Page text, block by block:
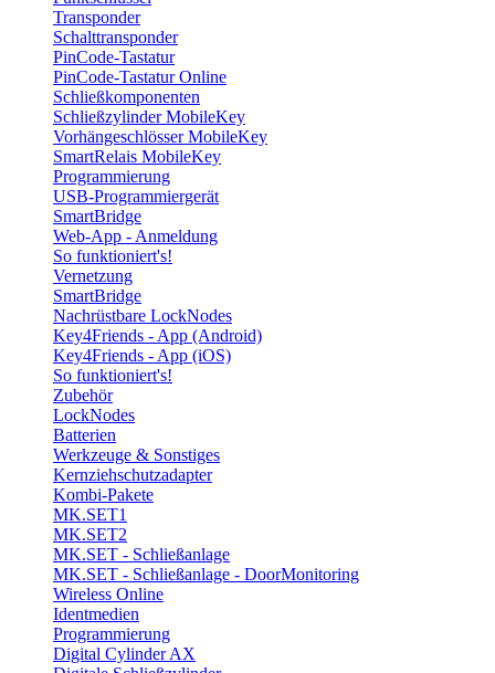
Transponder
Schalttransponder
PinCode-Tastatur
PinCode-Tastatur Online
Schließkomponenten
Schließzylinder MobileKey
Vorhängeschlösser MobileKey
SmartRelais MobileKey
Programmierung
USB-Programmiergerät
SmartBridge
Web-App - Anmeldung
So funktioniert's!
Vernetzung
SmartBridge
Nachrüstbare LockNodes
Key4Friends - App (Android)
Key4Friends - App (iOS)
So funktioniert's!
Zubehör
LockNodes
Batterien
Werkzeuge & Sonstiges
Kernziehschutzadapter
Kombi-Pakete
MK.SET1
MK.SET2
MK.SET - Schließanlage
MK.SET - Schließanlage - DoorMonitoring
Wireless Online
Identmedien
Programmierung
Digital Cylinder AX